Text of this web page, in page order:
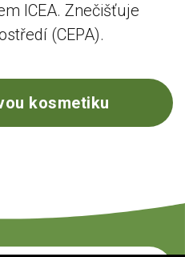
ICEA. Znečišťuje
(CEPA).
kosmetiku